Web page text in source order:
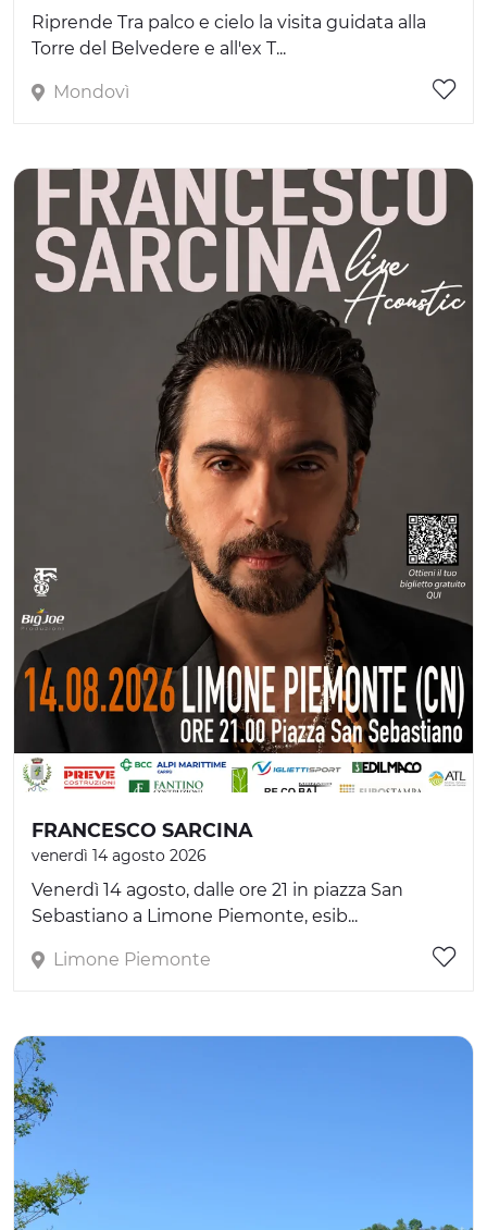
Riprende Tra palco e cielo la visita guidata alla
Torre del Belvedere e all'ex T...
Mondovì
FRANCESCO SARCINA
venerdì 14 agosto 2026
Venerdì 14 agosto, dalle ore 21 in piazza San
Sebastiano a Limone Piemonte, esib...
Limone Piemonte